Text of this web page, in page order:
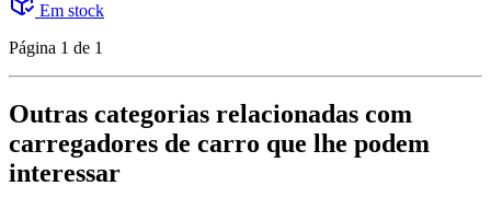
Em stock
Página 1 de 1
Outras categorias relacionadas com
carregadores de carro que lhe podem
interessar